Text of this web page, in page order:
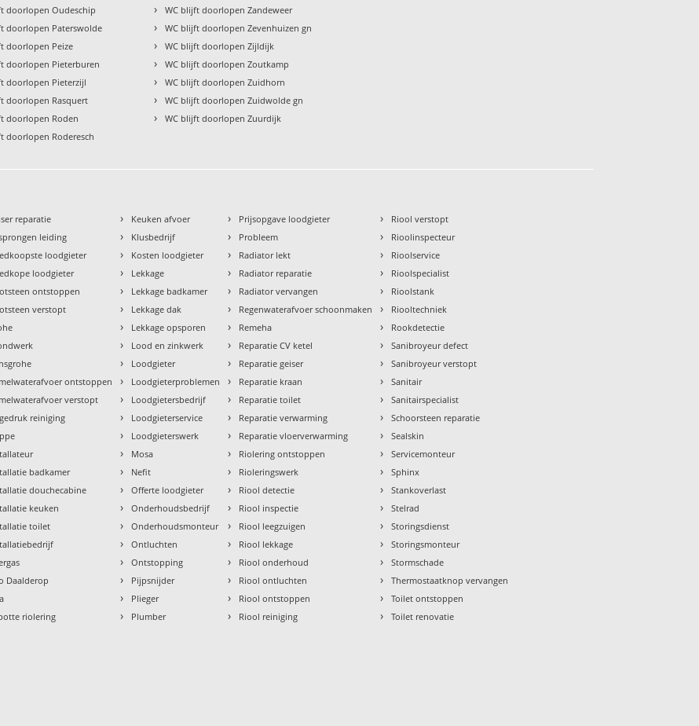
doorlopen Oudeschip
doorlopen Paterswolde
doorlopen Peize
doorlopen Pieterburen
doorlopen Pieterzijl
doorlopen Rasquert
doorlopen Roden
doorlopen Roderesch
› WC blijft doorlopen Zandeweer
› WC blijft doorlopen Zevenhuizen gn
› WC blijft doorlopen Zijldijk
› WC blijft doorlopen Zoutkamp
› WC blijft doorlopen Zuidhorn
› WC blijft doorlopen Zuidwolde gn
› WC blijft doorlopen Zuurdijk
reparatie
leiding
loodgieter
loodgieter
ontstoppen
verstopt
ontstoppen
verstopt
reiniging
badkamer
douchecabine
keuken
toilet
Daalderop
riolering
› Keuken afvoer
› Klusbedrijf
› Kosten loodgieter
› Lekkage
› Lekkage badkamer
› Lekkage dak
› Lekkage opsporen
› Lood en zinkwerk
› Loodgieter
› Loodgieterproblemen
› Loodgietersbedrijf
› Loodgieterservice
› Loodgieterswerk
› Mosa
› Nefit
› Offerte loodgieter
› Onderhoudsbedrijf
› Onderhoudsmonteur
› Ontluchten
› Ontstopping
› Pijpsnijder
› Plieger
› Plumber
› Prijsopgave loodgieter
› Probleem
› Radiator lekt
› Radiator reparatie
› Radiator vervangen
› Regenwaterafvoer schoonmaken
› Remeha
› Reparatie CV ketel
› Reparatie geiser
› Reparatie kraan
› Reparatie toilet
› Reparatie verwarming
› Reparatie vloerverwarming
› Riolering ontstoppen
› Rioleringswerk
› Riool detectie
› Riool inspectie
› Riool leegzuigen
› Riool lekkage
› Riool onderhoud
› Riool ontluchten
› Riool ontstoppen
› Riool reiniging
› Riool verstopt
› Rioolinspecteur
› Rioolservice
› Rioolspecialist
› Rioolstank
› Riooltechniek
› Rookdetectie
› Sanibroyeur defect
› Sanibroyeur verstopt
› Sanitair
› Sanitairspecialist
› Schoorsteen reparatie
› Sealskin
› Servicemonteur
› Sphinx
› Stankoverlast
› Stelrad
› Storingsdienst
› Storingsmonteur
› Stormschade
› Thermostaatknop vervangen
› Toilet ontstoppen
› Toilet renovatie